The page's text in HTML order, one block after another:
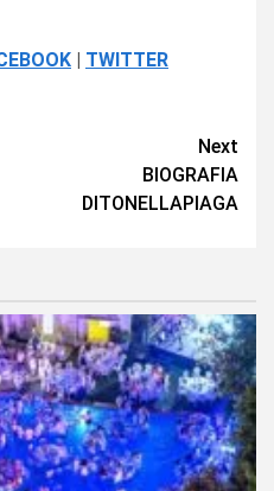
TWITTER
Next
BIOGRAFIA
DITONELLAPIAGA